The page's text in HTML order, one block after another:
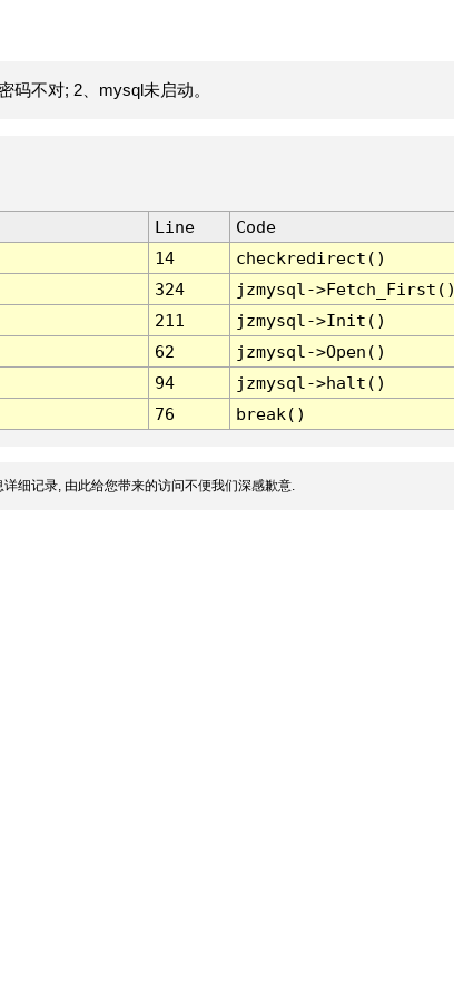
码不对; 2、mysql未启动。
Line
Code
14
checkredirect()
324
jzmysql-
211
jzmysql->Init()
62
jzmysql->Open()
94
jzmysql->halt()
76 break()
细记录, 由此给您带来的访问不便我们深感歉意.